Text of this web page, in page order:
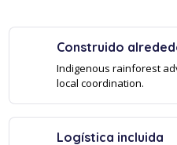
Construido
Indigenous rainforest
local coordination.
Logística incluida